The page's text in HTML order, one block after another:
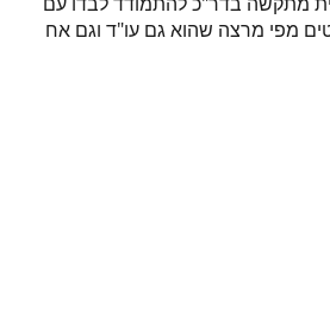
מפי מרצה שהוא גם עו"ד וגם אח